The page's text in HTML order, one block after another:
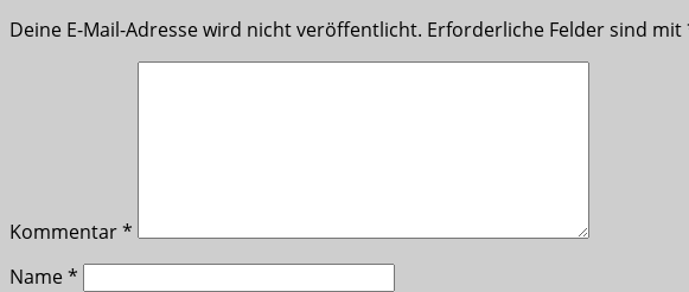
Deine E-Mail-Adresse wird nicht veröffentlicht. Erforderliche Felder sind mit
Kommentar*
Name*